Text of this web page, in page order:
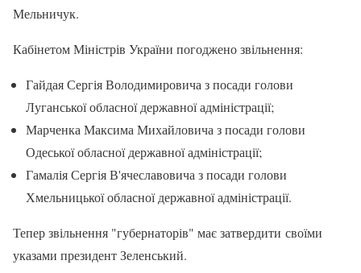
Мельничук.
Кабінетом Міністрів України погоджено звільнення:
Гайдая Сергія Володимировича з посади голови
Луганської обласної державної адміністрації;
Марченка Максима Михайловича з посади голови
Одеської обласної державної адміністрації;
Гамалія Сергія В'ячеславовича з посади голови
Хмельницької обласної державної адміністрації.
Тепер звільнення "губернаторів" має затвердити своїми
указами президент Зеленський.